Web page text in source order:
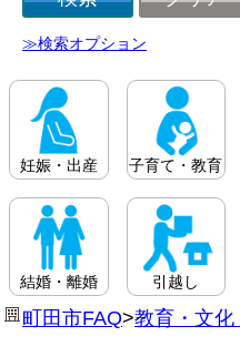
≫検索オプション
妊娠・出産 子育て・教育
結婚・離婚 引越し
町田市FAQ>教育・文化